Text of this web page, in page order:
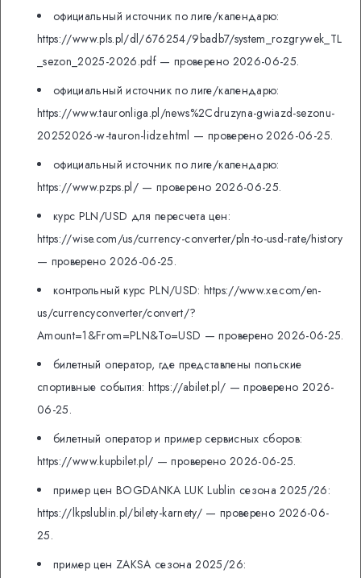
официальный источник по лиге/календарю:
https://www.pls.pl/dl/676254/9badb7/system_rozgrywek_TL
_sezon_2025-2026.pdf — проверено 2026-06-25.
официальный источник по лиге/календарю:
https://www.tauronliga.pl/news%2Cdruzyna-gwiazd-sezonu-
20252026-w-tauron-lidze.html — проверено 2026-06-25.
официальный источник по лиге/календарю:
https://www.pzps.pl/ — проверено 2026-06-25.
курс PLN/USD для пересчета цен:
https://wise.com/us/currency-converter/pln-to-usd-rate/history
— проверено 2026-06-25.
контрольный курс PLN/USD: https://www.xe.com/en-
us/currencyconverter/convert/?
Amount=1&From=PLN&To=USD — проверено 2026-06-25.
билетный оператор, где представлены польские
спортивные события: https://abilet.pl/ — проверено 2026-
06-25.
билетный оператор и пример сервисных сборов:
https://www.kupbilet.pl/ — проверено 2026-06-25.
пример цен BOGDANKA LUK Lublin сезона 2025/26:
https://lkpslublin.pl/bilety-karnety/ — проверено 2026-06-
25.
пример цен ZAKSA сезона 2025/26: